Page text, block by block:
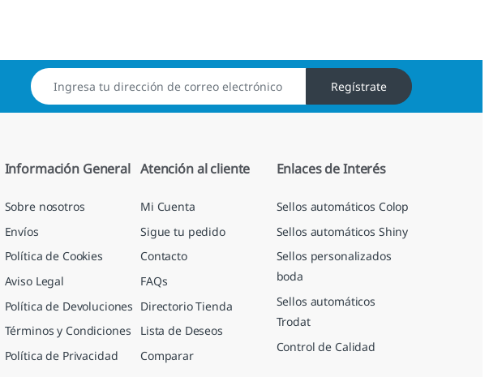
Regístrate
Información General
Sobre nosotros
Envíos
Política de Cookies
Aviso Legal
Política de Devoluciones
Términos y Condiciones
Política de Privacidad
Atención al cliente
Mi Cuenta
Sigue tu pedido
Contacto
FAQs
Directorio Tienda
Lista de Deseos
Comparar
Enlaces de Interés
Sellos automáticos Colop
Sellos automáticos Shiny
Sellos personalizados
boda
Sellos automáticos
Trodat
Control de Calidad